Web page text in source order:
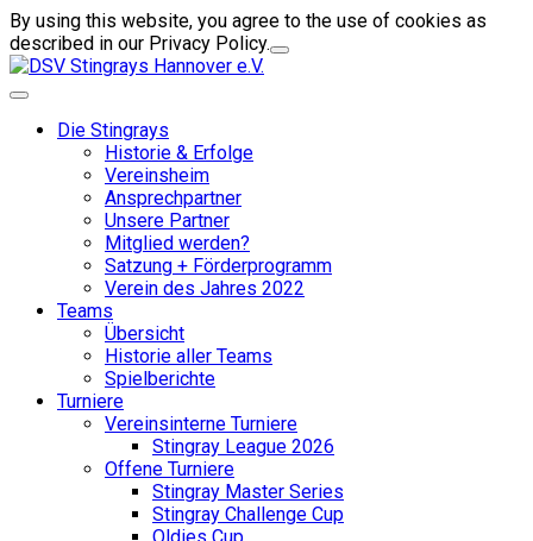
By using this website, you agree to the use of cookies as
described in our Privacy Policy.
Die Stingrays
Historie & Erfolge
Vereinsheim
Ansprechpartner
Unsere Partner
Mitglied werden?
Satzung + Förderprogramm
Verein des Jahres 2022
Teams
Übersicht
Historie aller Teams
Spielberichte
Turniere
Vereinsinterne Turniere
Stingray League 2026
Offene Turniere
Stingray Master Series
Stingray Challenge Cup